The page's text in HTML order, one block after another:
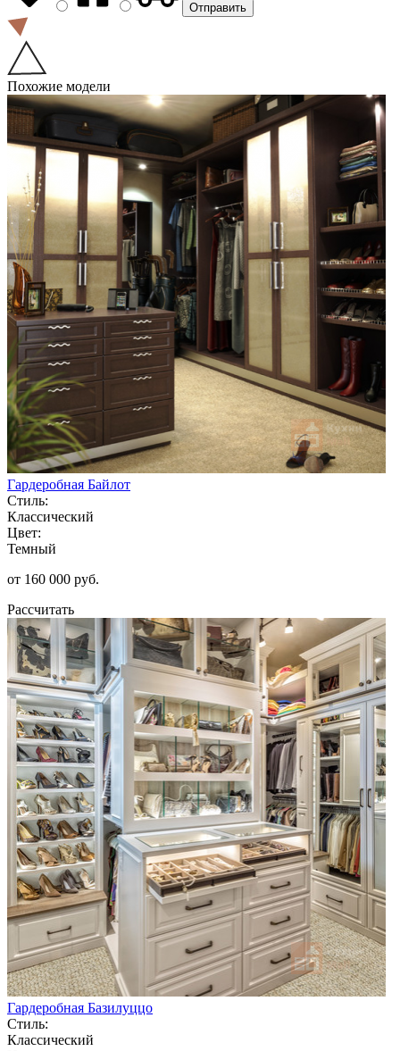
Похожие модели
Гардеробная Байлот
Стиль:
Классический
Цвет:
Темный
от 160 000 руб.
Рассчитать
Гардеробная Базилуццо
Стиль:
Классический